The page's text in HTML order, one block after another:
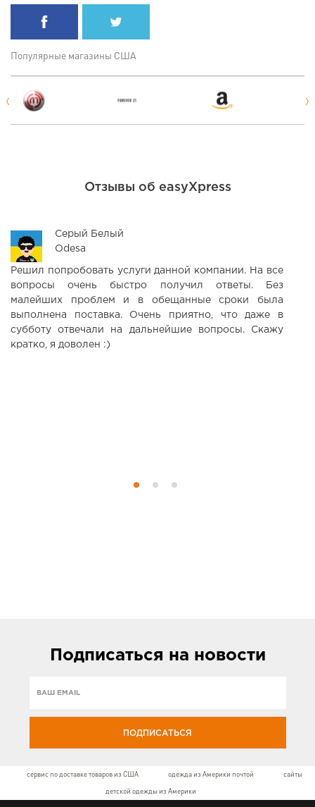
Популярные магазины США
Отзывы об easyXpress
Серый Белый
Odesa
Решил попробовать услуги данной компании. На все
вопросы очень быстро получил ответы. Без
малейших проблем и в обещанные сроки была
выполнена поставка. Очень приятно, что даже в
субботу отвечали на дальнейшие вопросы. Скажу
кратко, я доволен :)
Подписаться на новости
ПОДПИСАТЬСЯ
сервис по доставке товаров из США одежда из Америки почтой сайты
детской одежды из Америки